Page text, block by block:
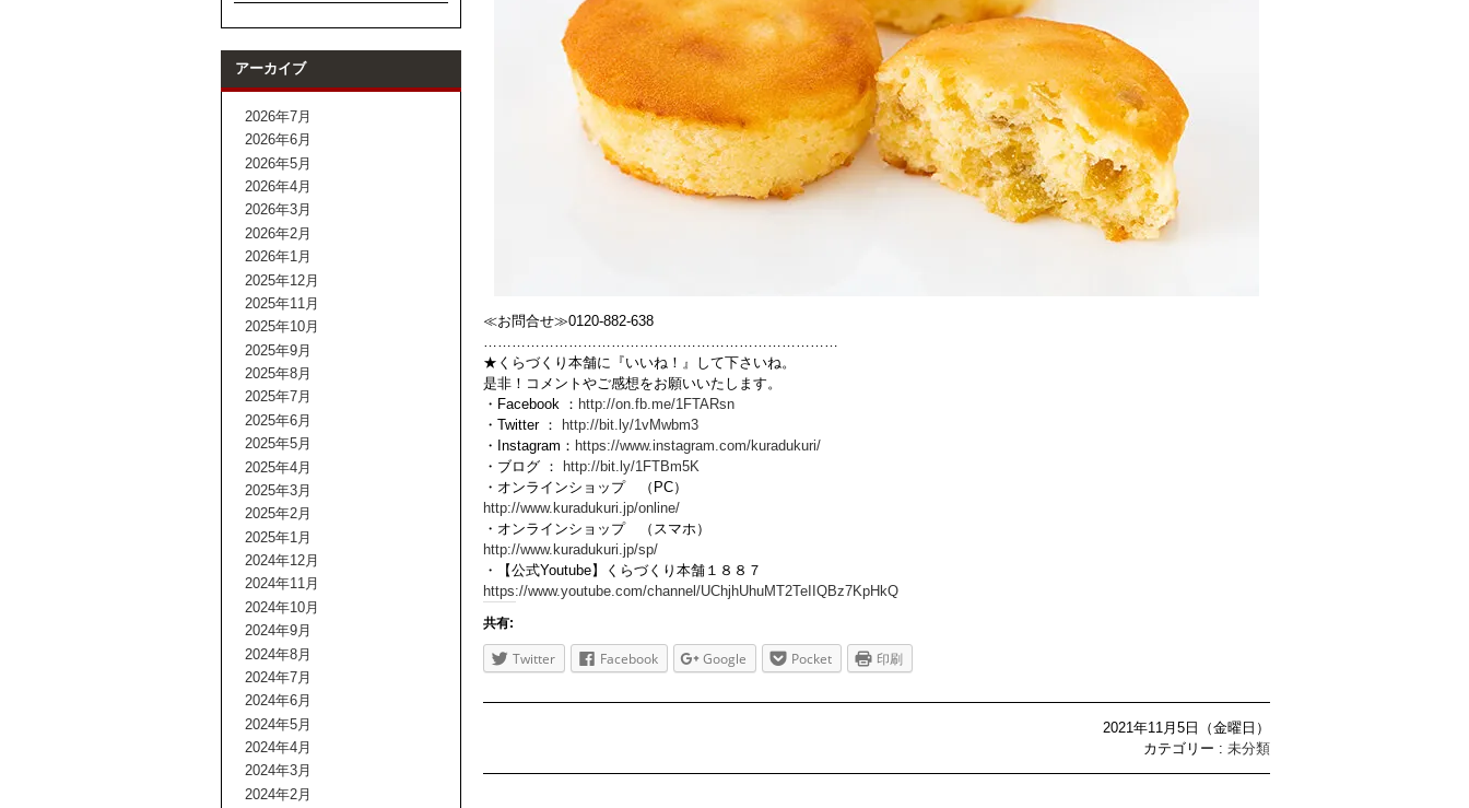
アーカイブ
2026年7月
2026年6月
2026年5月
2026年4月
2026年3月
2026年2月
2026年1月
2025年12月
2025年11月
2025年10月
2025年9月
2025年8月
2025年7月
2025年6月
2025年5月
2025年4月
2025年3月
2025年2月
2025年1月
2024年12月
2024年11月
2024年10月
2024年9月
2024年8月
2024年7月
2024年6月
2024年5月
2024年4月
2024年3月
2024年2月
≪お問合せ≫0120-882-638
…………………………………………………………………
★くらづくり本舗に『いいね！』して下さいね。
是非！コメントやご感想をお願いいたします。
・Facebook ： http://on.fb.me/1FTARsn
・Twitter ：
http://bit.ly/1vMwbm3
・Instagram： https://www.instagram.com/kuradukuri/
・ブログ ：
http://bit.ly/1FTBm5K
・オンラインショップ （PC）
http://www.kuradukuri.jp/online/
・オンラインショップ （スマホ）
http://www.kuradukuri.jp/sp/
・【公式Youtube】くらづくり本舗１８８７
https://www.youtube.com/channel/UChjhUhuMT2TeIIQBz7KpHkQ
共有:
Twitter Facebook Google Pocket 印刷
2021年11月5日（金曜日）
カテゴリー : 未分類